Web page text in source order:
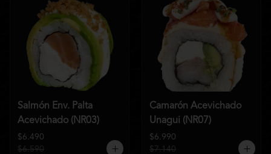
Salmón Env. Palta
Acevichado (NR03)
$6.490
$6.590
Camarón Acevichado
Unagui (NR07)
$6.990
$7.140